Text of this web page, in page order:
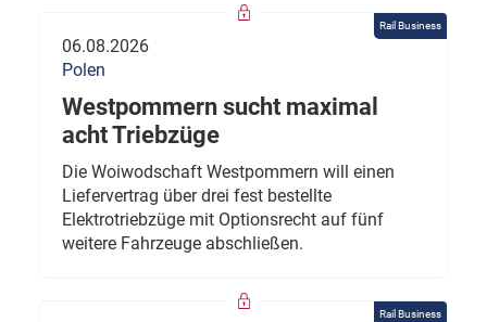
Rail Business
06.08.2026
Polen
Westpommern sucht maximal
acht Triebzüge
Die Woiwodschaft Westpommern will einen
Liefervertrag über drei fest bestellte
Elektrotriebzüge mit Optionsrecht auf fünf
weitere Fahrzeuge abschließen.
Rail Business